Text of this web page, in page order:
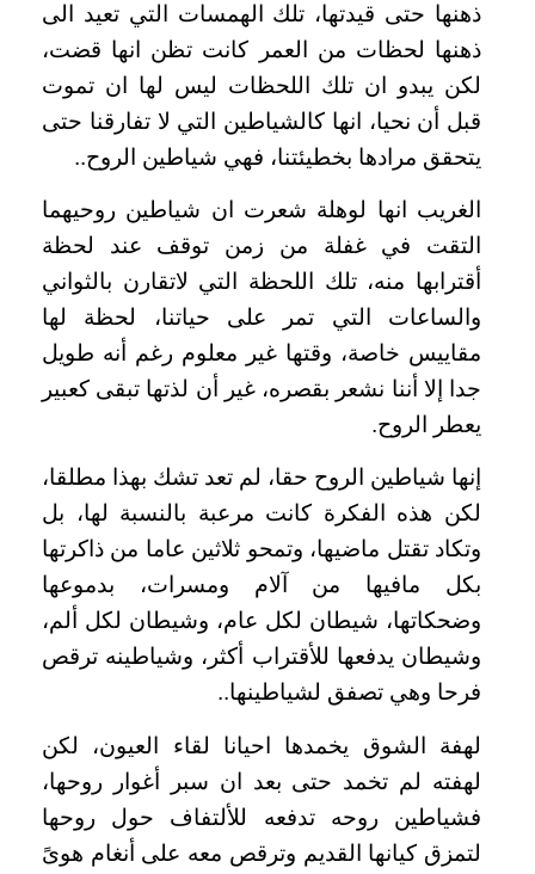
ذهنها حتى قيدتها، تلك الهمسات التي تعيد الى
ذهنها لحظات من العمر كانت تظن انها قضت،
لكن يبدو ان تلك اللحظات ليس لها ان تموت
قبل أن نحيا، انها كالشياطين التي لا تفارقنا حتى
يتحقق مرادها بخطيئتنا، فهي شياطين الروح..
الغريب انها لوهلة شعرت ان شياطين روحيهما
التقت في غفلة من زمن توقف عند لحظة
أقترابها منه، تلك اللحظة التي لاتقارن بالثواني
والساعات التي تمر على حياتنا، لحظة لها
مقاييس خاصة، وقتها غير معلوم رغم أنه طويل
جدا إلا أننا نشعر بقصره، غير أن لذتها تبقى كعبير
يعطر الروح.
إنها شياطين الروح حقا، لم تعد تشك بهذا مطلقا،
لكن هذه الفكرة كانت مرعبة بالنسبة لها، بل
وتكاد تقتل ماضيها، وتمحو ثلاثين عاما من ذاكرتها
بكل مافيها من آلام ومسرات، بدموعها
وضحكاتها، شيطان لكل عام، وشيطان لكل ألم،
وشيطان يدفعها للأقتراب أكثر، وشياطينه ترقص
فرحا وهي تصفق لشياطينها..
لهفة الشوق يخمدها احيانا لقاء العيون، لكن
لهفته لم تخمد حتى بعد ان سبر أغوار روحها،
فشياطين روحه تدفعه للألتفاف حول روحها
لتمزق كيانها القديم وترقص معه على أنغام هوىً